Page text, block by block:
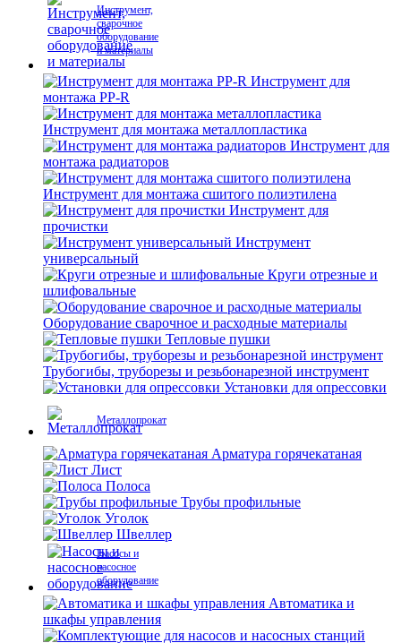
Инструмент,
сварочное
оборудование
и материалы
Инструмент для
монтажа PP-R
Инструмент для монтажа металлопластика
Инструмент для
монтажа радиаторов
Инструмент для монтажа сшитого полиэтилена
Инструмент для
прочистки
Инструмент
универсальный
Круги отрезные и
шлифовальные
Оборудование сварочное и расходные материалы
Тепловые пушки
Трубогибы, труборезы и резьбонарезной инструмент
Установки для опрессовки
Металлопрокат
Арматура горячекатаная
Лист
Полоса
Трубы профильные
Уголок
Швеллер
Насосы и
насосное
оборудование
Автоматика и
шкафы управления